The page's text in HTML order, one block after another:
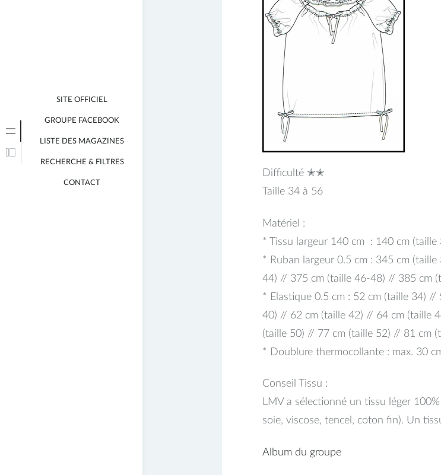
SITE OFFICIEL
GROUPE FACEBOOK
LISTE DES MAGAZINES
RECHERCHE & FILTRES
CONTACT
Difficulté ✭✭
Taille 34 à 56
Matériel :
* Tissu largeur 140 cm : 140 cm
* Ruban largeur 0.5 cm : 345 cm
44) // 375 cm (taille 46-48) // 385 cm
* Elastique 0.5 cm : 52 cm (taille 34)
40) // 62 cm (taille 42) // 64 cm (taille
(taille 50) // 77 cm (taille 52) // 81 cm
* Doublure thermocollante : max. 30
Conseil Tissu :
LMV a sélectionné un tissu léger
soie, viscose, tencel, coton fin). Un
Album du groupe